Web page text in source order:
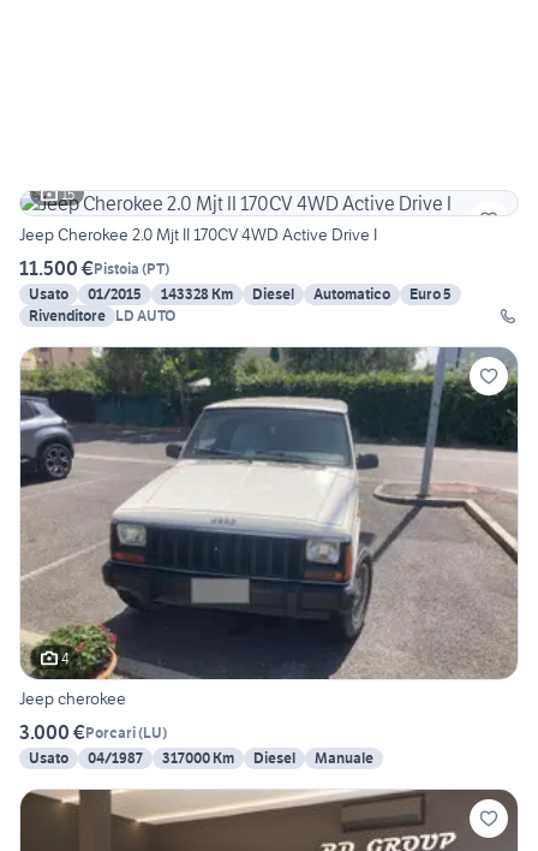
15
Jeep Cherokee 2.0 Mjt II 170CV 4WD Active Drive I
11.500 €Pistoia (PT)
Usato
01/2015 143328 Km Diesel Automatico
Euro 5
Rivenditore LD AUTO
4
Jeep cherokee
3.000 €Porcari(LU)
Usato
04/1987 317000 Km Diesel Manuale